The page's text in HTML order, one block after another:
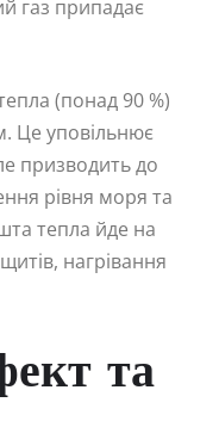
газ припадає
(понад 90 %)
Це уповільнює
призводить до
рівня моря та
тепла йде на
нагрівання
та